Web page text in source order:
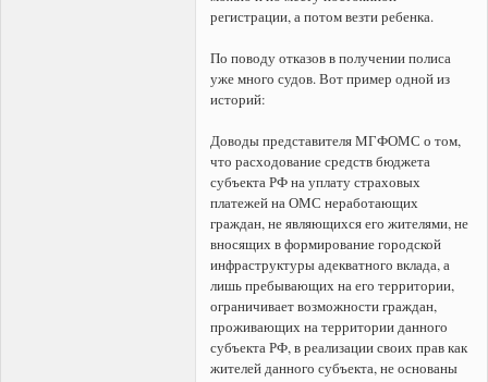
регистрации, а потом везти ребенка.
По поводу отказов в получении полиса
уже много судов. Вот пример одной из
историй:
Доводы представителя МГФОМС о том,
что расходование средств бюджета
субъекта РФ на уплату страховых
платежей на ОМС неработающих
граждан, не являющихся его жителями, не
вносящих в формирование городской
инфраструктуры адекватного вклада, а
лишь пребывающих на его территории,
ограничивает возможности граждан,
проживающих на территории данного
субъекта РФ, в реализации своих прав как
жителей данного субъекта, не основаны